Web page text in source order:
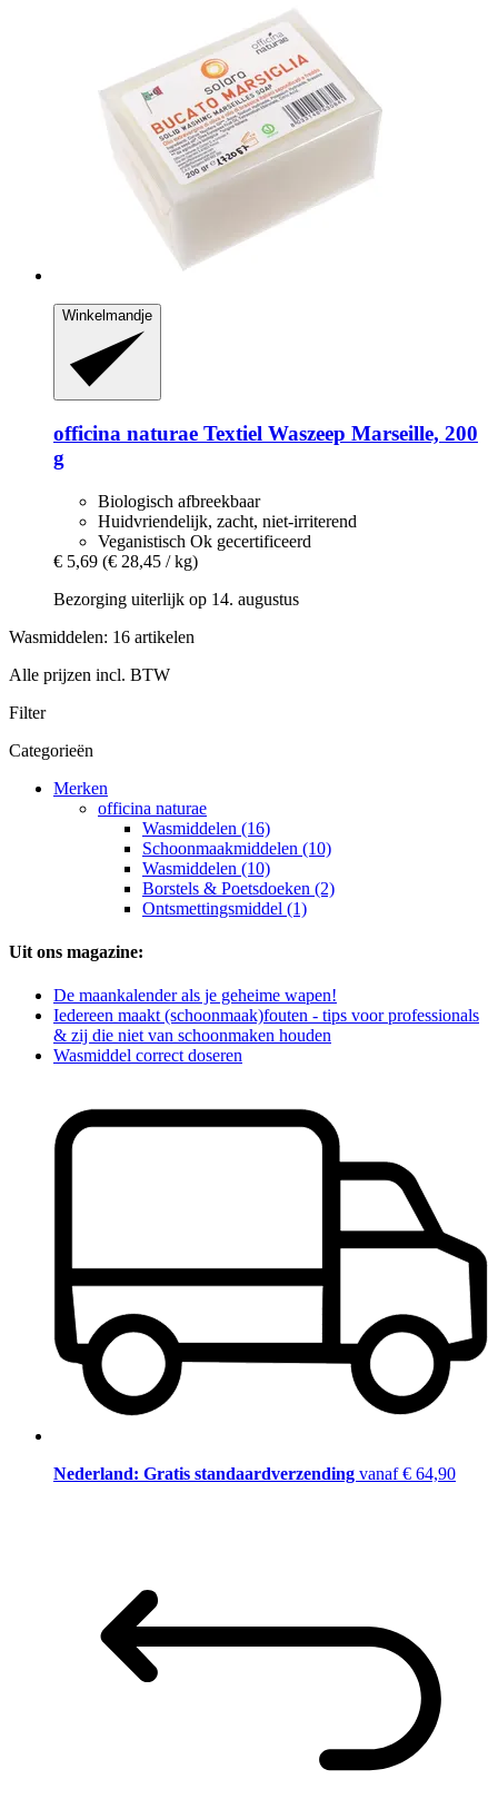
Winkelmandje
officina naturae Textiel Waszeep Marseille, 200
g
Biologisch afbreekbaar
Huidvriendelijk, zacht, niet-irriterend
Veganistisch Ok gecertificeerd
€ 5,69 (€ 28,45 / kg)
Bezorging uiterlijk op 14. augustus
Wasmiddelen: 16 artikelen
Alle prijzen incl. BTW
Filter
Categorieën
Merken
officina naturae
Wasmiddelen (16)
Schoonmaakmiddelen (10)
Wasmiddelen (10)
Borstels & Poetsdoeken (2)
Ontsmettingsmiddel (1)
Uit ons magazine:
De maankalender als je geheime wapen!
Iedereen maakt (schoonmaak)fouten - tips voor professionals
& zij die niet van schoonmaken houden
Wasmiddel correct doseren
Nederland: Gratis standaardverzending vanaf € 64,90